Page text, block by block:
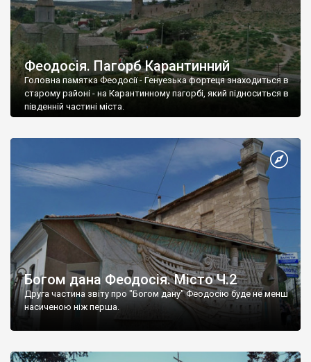
Феодосія. Пагорб Карантинний
Головна памятка Феодосії - Генуезька фортеця знаходиться в
старому районі - на Карантинному пагорбі, який підноситься в
південній частині міста.
Богом дана Феодосія. Місто Ч.2
Друга частина звіту про "Богом дану" Феодосію буде не менш
насиченою ніж перша.